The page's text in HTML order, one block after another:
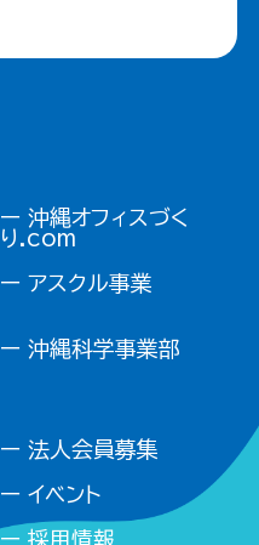
ー 沖縄オフィスづく
り.com
ー アスクル事業
ー 沖縄科学事業部
ー 法人会員募集
ー イベント
ー 採用情報